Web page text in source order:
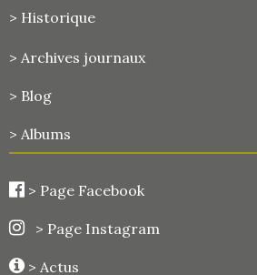
> Historique
> Archives journaux
> Blog
> Albums
> Page Facebook
> Page Instagram
> Actus